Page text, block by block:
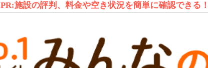
PR:施設の評判、料金や空き状況を簡単に確認できる